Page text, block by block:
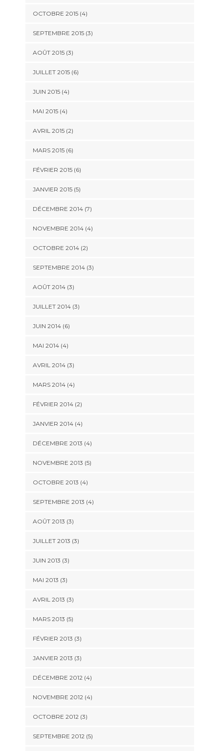
OCTOBRE 2015(4)
SEPTEMBRE 2015(3)
AOÛT 2015(3)
JUILLET 2015(6)
JUIN 2015(4)
MAI 2015(4)
AVRIL 2015(2)
MARS 2015(6)
FÉVRIER 2015(6)
JANVIER 2015(5)
DÉCEMBRE 2014(7)
NOVEMBRE 2014(4)
OCTOBRE 2014(2)
SEPTEMBRE 2014(3)
AOÛT 2014(3)
JUILLET 2014(3)
JUIN 2014(6)
MAI 2014(4)
AVRIL 2014(3)
MARS 2014(4)
FÉVRIER 2014(2)
JANVIER 2014(4)
DÉCEMBRE 2013 (4)
NOVEMBRE 2013 (5)
OCTOBRE 2013 (4)
SEPTEMBRE 2013 (4)
AOÛT 2013 (3)
JUILLET 2013 (3)
JUIN 2013 (3)
MAI 2013 (3)
AVRIL 2013 (3)
MARS 2013 (5)
FÉVRIER 2013 (3)
JANVIER 2013 (3)
DÉCEMBRE 2012(4)
NOVEMBRE 2012(4)
OCTOBRE 2012(3)
SEPTEMBRE 2012(5)